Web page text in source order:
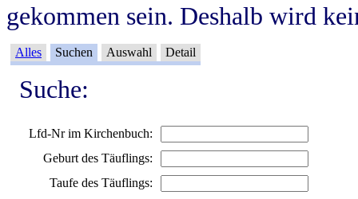
gekommen sein. Deshalb wird
Alles Suchen Auswahl Detail
Suche:
Lfd-Nr im Kirchenbuch:
Geburt des Täuflings:
Taufe des Täuflings: